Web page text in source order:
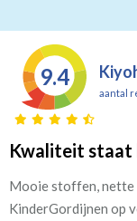
9.4
aantal
Kwaliteit staat
Mooie stoffen, nette
KinderGordijnen op